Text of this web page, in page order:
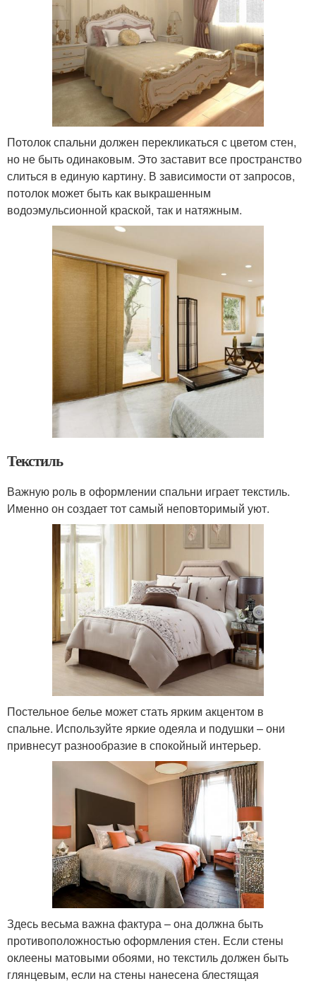
Потолок спальни должен перекликаться с цветом стен,
но не быть одинаковым. Это заставит все пространство
слиться в единую картину. В зависимости от запросов,
потолок может быть как выкрашенным
водоэмульсионной краской, так и натяжным.
Текстиль
Важную роль в оформлении спальни играет текстиль.
Именно он создает тот самый неповторимый уют.
Постельное белье может стать ярким акцентом в
спальне. Используйте яркие одеяла и подушки – они
привнесут разнообразие в спокойный интерьер.
Здесь весьма важна фактура – она должна быть
противоположностью оформления стен. Если стены
оклеены матовыми обоями, но текстиль должен быть
глянцевым, если на стены нанесена блестящая